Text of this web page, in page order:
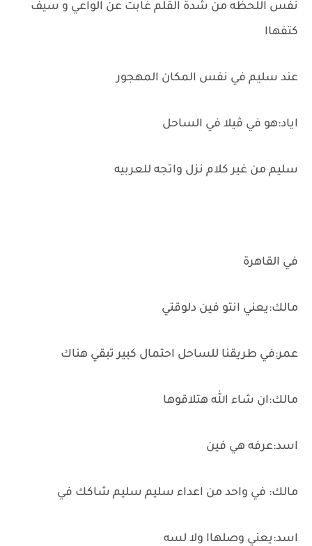
نفس اللحظه من شدة القلم غابت عن الواعي و سيف
كتفهاا
عند سليم في نفس المكان المهجور
اياد:هو في ڤيلا في الساحل
سليم من غير كلام نزل واتجه للعربيه
في القاهرة
مالك:يعني انتو فين دلوقتي
عمر:في طريقنا للساحل احتمال كبير تبقي هناك
مالك:ان شاء الله هتلاقوها
اسد:عرفه هي فين
مالك: في واحد من اعداء سليم سليم شاكك في
اسد:يعني وصلهاا ولا لسه